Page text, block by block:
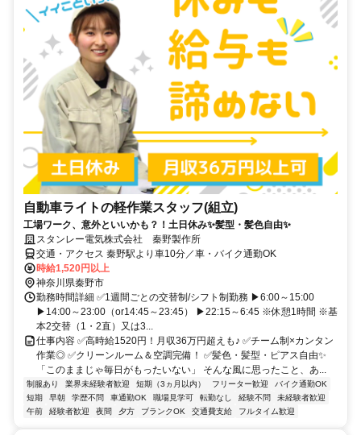
自動車ライトの軽作業スタッフ(組立)
工場ワーク、意外といいかも？！土日休み✨髪型・髪色自由✨
スタンレー電気株式会社 秦野製作所
交通・アクセス 秦野駅より車10分／車・バイク通勤OK
時給1,520円以上
神奈川県秦野市
勤務時間詳細 ✅1週間ごとの交替制/シフト制勤務 ▶6:00～15:00
▶14:00～23:00（or14:45～23:45） ▶22:15～6:45 ※休憩1時間 ※基
本2交替（1・2直）又は3...
仕事内容 ✅高時給1520円！月収36万円超えも♪ ✅チーム制×カンタン
作業◎ ✅クリーンルーム＆空調完備！ ✅髪色・髪型・ピアス自由✨
「このままじゃ毎日がもったいない」 そんな風に思ったこと、あ...
制服あり 業界未経験者歓迎 短期（3ヵ月以内） フリーター歓迎
バイク通勤OK
短期
早朝 学歴不問 車通勤OK 職場見学可 転勤なし 経験不問
未経験者歓迎
午前
経験者歓迎 夜間 夕方 ブランクOK 交通費支給 フルタイム歓迎